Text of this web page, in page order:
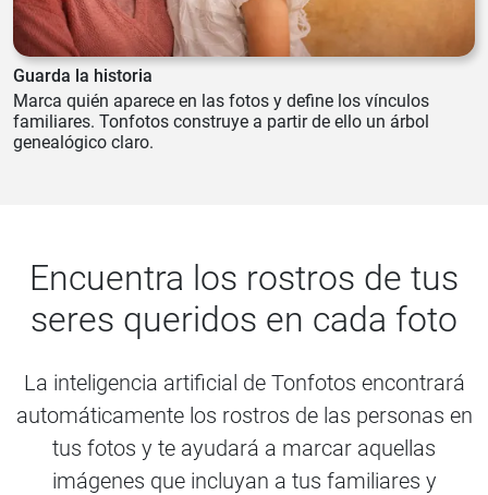
Guarda la historia
Marca quién aparece en las fotos y define los vínculos
familiares. Tonfotos construye a partir de ello un árbol
genealógico claro.
Encuentra los rostros de tus
seres queridos en cada foto
La inteligencia artificial de Tonfotos encontrará
automáticamente los rostros de las personas en
tus fotos y te ayudará a marcar aquellas
imágenes que incluyan a tus familiares y